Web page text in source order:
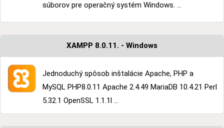
súborov pre operačný systém Windows. ...
XAMPP 8.0.11. - Windows
Jednoduchý spôsob inštalácie Apache, PHP a
MySQL PHP8.0.11 Apache 2.4.49 MariaDB 10.4.21 Perl
5.32.1 OpenSSL 1.1.1l ...